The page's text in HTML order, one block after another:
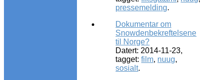
pressemelding.
Dokumentar om
Snowdenbekreftelsene
til Norge?
Datert: 2014-11-23,
tagget:film, nuug,
sosialt.